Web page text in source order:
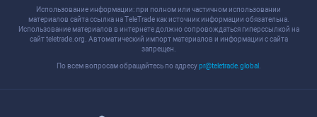
Использование информации: при полном или частичном использовании
материалов сайта ссылка на TeleTrade как источник информации обязательна.
Использование материалов в интернете должно сопровождаться гиперссылкой на
сайт teletrade.org. Автоматический импорт материалов и информации с сайта
запрещен.
По всем вопросам обращайтесь по адресуpr@teletrade.global